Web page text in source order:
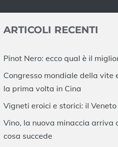
ARTICOLI RECENTI
Pinot Nero: ecco qual è il
Congresso mondiale della vite
la prima volta in Cina
Vigneti eroici e storici: il
Vino, la nuova minaccia arriva
cosa succede